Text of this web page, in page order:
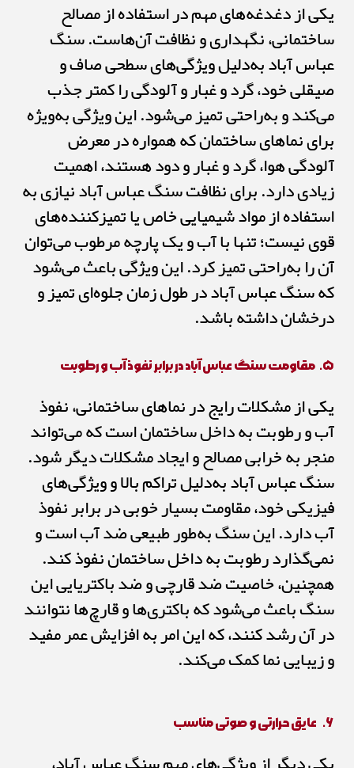
یکی از دغدغه‌های مهم در استفاده از مصالح
ساختمانی، نگهداری و نظافت آن‌هاست. سنگ
عباس آباد به‌دلیل ویژگی‌های سطحی صاف و
صیقلی خود، گرد و غبار و آلودگی را کمتر جذب
می‌کند و به‌راحتی تمیز می‌شود. این ویژگی به‌ویژه
برای نماهای ساختمان که همواره در معرض
آلودگی هوا، گرد و غبار و دود هستند، اهمیت
زیادی دارد. برای نظافت سنگ عباس آباد نیازی به
استفاده از مواد شیمیایی خاص یا تمیزکننده‌های
قوی نیست؛ تنها با آب و یک پارچه مرطوب می‌توان
آن را به‌راحتی تمیز کرد. این ویژگی باعث می‌شود
که سنگ عباس آباد در طول زمان جلوه‌ای تمیز و
درخشان داشته باشد.
۵. مقاومت سنگ عباس آباد در برابر نفوذ آب و رطوبت
یکی از مشکلات رایج در نماهای ساختمانی، نفوذ
آب و رطوبت به داخل ساختمان است که می‌تواند
منجر به خرابی مصالح و ایجاد مشکلات دیگر شود.
سنگ عباس آباد به‌دلیل تراکم بالا و ویژگی‌های
فیزیکی خود، مقاومت بسیار خوبی در برابر نفوذ
آب دارد. این سنگ به‌طور طبیعی ضد آب است و
نمی‌گذارد رطوبت به داخل ساختمان نفوذ کند.
همچنین، خاصیت ضد قارچی و ضد باکتریایی این
سنگ باعث می‌شود که باکتری‌ها و قارچ‌ها نتوانند
در آن رشد کنند، که این امر به افزایش عمر مفید
و زیبایی نما کمک می‌کند.
۶. عایق حرارتی و صوتی مناسب